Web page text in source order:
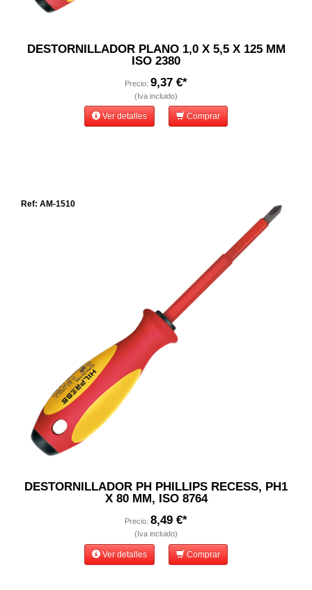
DESTORNILLADOR PLANO 1,0 X 5,5 X 125 MM
ISO 2380
Precio: 9,37 €*
(Iva incluido)
Ver detalles Comprar
Ref: AM-1510
DESTORNILLADOR PH PHILLIPS RECESS, PH1
X 80 MM, ISO 8764
Precio: 8,49 €*
(Iva incluido)
Ver detalles Comprar